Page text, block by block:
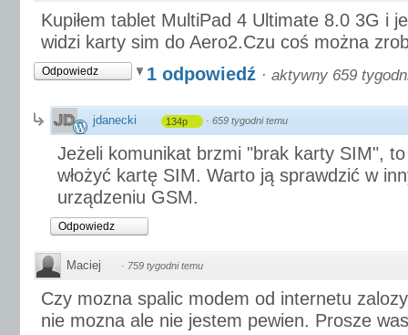
Kupiłem tablet MultiPad 4 Ultimate 8.0 3G i
widzi karty sim do Aero2.Czu coś można
Odpowiedz 1 odpowiedź · aktywny 659
jdanecki 134p · 659 tygodni temu
Jeżeli komunikat brzmi "brak karty SIM", to
włożyć kartę SIM. Warto ją sprawdzić w
urządzeniu GSM.
Odpowiedz
Maciej · 759 tygodni temu
Czy mozna spalic modem od internetu
nie mozna ale nie jestem pewien. Prosze